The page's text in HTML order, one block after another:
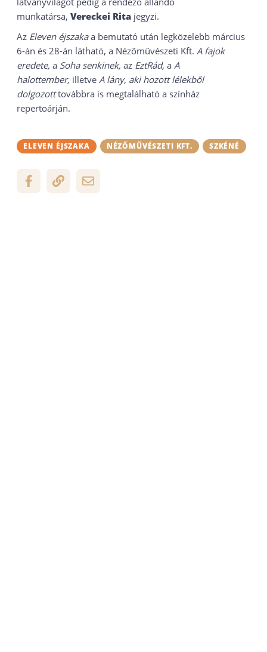
munkatársa, Vereckei Rita jegyzi.
Az Eleven éjszakaa bemutató után legközelebb március
6-án és 28-án látható, a Nézőművészeti Kft. A fajok
eredete, a Soha senkinek, az EztRád, a A
halottember, illetve A lány, aki hozott lélekből
dolgozotttovábbra is megtalálható a színház
repertoárján.
ELEVEN ÉJSZAKA NÉZŐMŰVÉSZETI KFT. SZKÉNÉ